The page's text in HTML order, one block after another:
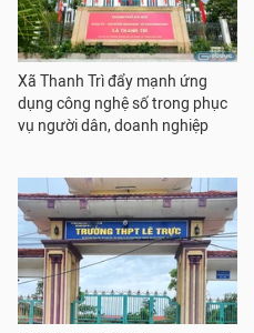
Xã Thanh Trì đẩy mạnh ứng
dụng công nghệ số trong phục
vụ người dân, doanh nghiệp